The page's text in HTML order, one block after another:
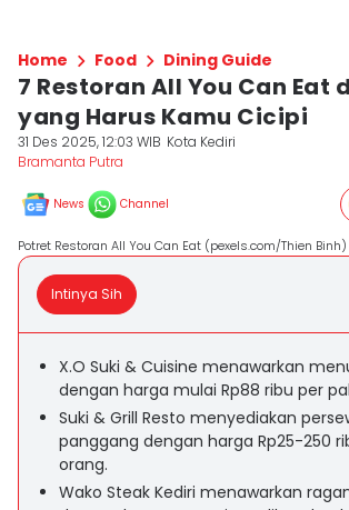
Home Food Dining Guide
7 Restoran All You Can Eat
yang Harus Kamu Cicipi
31 Des 2025, 12:03 WIB Kota Kediri
Bramanta Putra
News Channel
Potret Restoran All You Can Eat (pexels.com/Thien Binh)
Intinya Sih
X.O Suki & Cuisine menawarkan
dengan harga mulai Rp88 ribu per
Suki & Grill Resto menyediakan
panggang dengan harga Rp25-250
orang.
Wako Steak Kediri menawarkan